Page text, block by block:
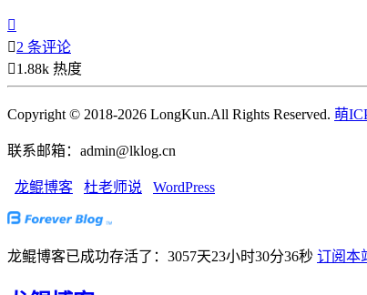

2 条评论
1.88k 热度
Copyright © 2018-2026 LongKun.All Rights Reserved. 萌
联系邮箱：admin@lklog.cn
龙鲲博客 杜老师说 WordPress
龙鲲博客已成功存活了：3057天23小时30分37秒 订阅本